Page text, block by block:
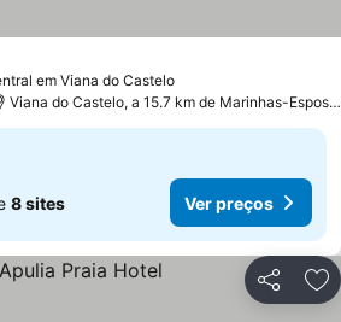
em Viana do CasteloVer preços
Viana do Castelo, a 15.7 km de Marinhas-
8 sites Ver preços
Partilhar